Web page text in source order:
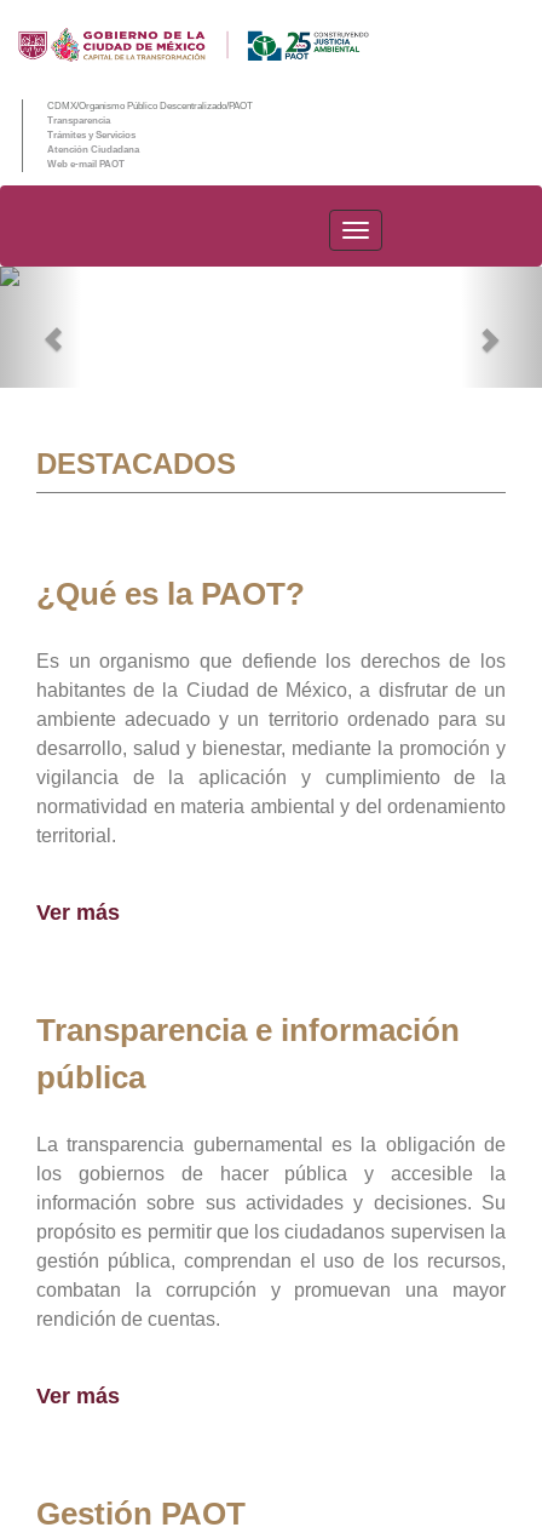
CDMX/Organismo Público Descentralizado/PAOT
Transparencia
Trámites y Servicios
Atención Ciudadana
Web e-mail PAOT
PAOT
DESTACADOS
¿Qué es la PAOT?
Es un organismo que defiende los derechos de los
habitantes de la Ciudad de México, a disfrutar de un
ambiente adecuado y un territorio ordenado para su
desarrollo, salud y bienestar, mediante la promoción y
vigilancia de la aplicación y cumplimiento de la
normatividad en materia ambiental y del ordenamiento
territorial.
Ver más
Transparencia e información
pública
La transparencia gubernamental es la obligación de
los gobiernos de hacer pública y accesible la
información sobre sus actividades y decisiones. Su
propósito es permitir que los ciudadanos supervisen la
gestión pública, comprendan el uso de los recursos,
combatan la corrupción y promuevan una mayor
rendición de cuentas.
Ver más
Gestión PAOT